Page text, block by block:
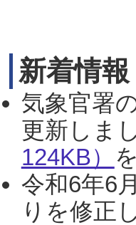
新着情報
気象官署
更新しま
124KB）
令和6年6
りを修正